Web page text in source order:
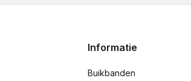
Informatie
Buikbanden